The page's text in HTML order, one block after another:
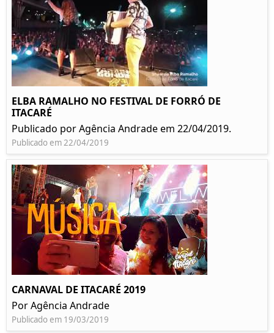
ELBA RAMALHO NO FESTIVAL DE FORRÓ DE
ITACARÉ
Publicado por Agência Andrade em 22/04/2019.
Publicado em 22/04/2019
CARNAVAL DE ITACARÉ 2019
Por Agência Andrade
Publicado em 19/03/2019